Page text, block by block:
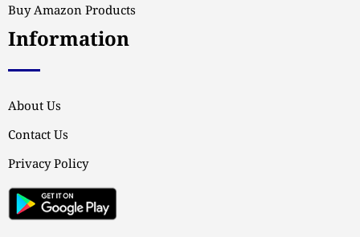
Buy Amazon Products
Information
About Us
Contact Us
Privacy Policy